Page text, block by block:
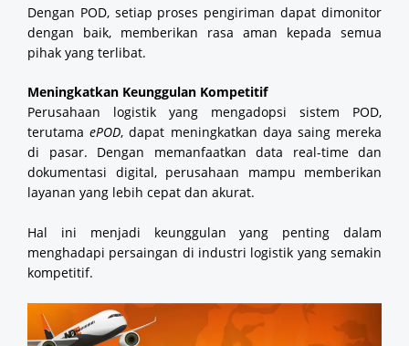
Dengan POD, setiap proses pengiriman dapat dimonitor
dengan baik, memberikan rasa aman kepada semua
pihak yang terlibat.
Meningkatkan Keunggulan Kompetitif
Perusahaan logistik yang mengadopsi sistem POD,
terutamaePOD, dapat meningkatkan daya saing mereka
di pasar. Dengan memanfaatkan data real-time dan
dokumentasi digital, perusahaan mampu memberikan
layanan yang lebih cepat dan akurat.
Hal ini menjadi keunggulan yang penting dalam
menghadapi persaingan di industri logistik yang semakin
kompetitif.